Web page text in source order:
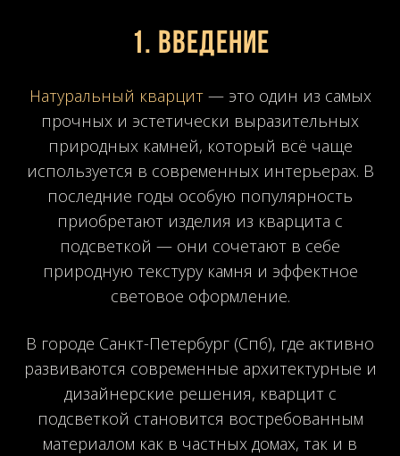
1. Введение
Натуральный кварцит— это один из самых
прочных и эстетически выразительных
природных камней, который всё чаще
используется в современных интерьерах. В
последние годы особую популярность
приобретают изделия из кварцита с
подсветкой — они сочетают в себе
природную текстуру камня и эффектное
световое оформление.
В городе Санкт-Петербург (Спб), где активно
развиваются современные архитектурные и
дизайнерские решения, кварцит с
подсветкой становится востребованным
материалом как в частных домах, так и в